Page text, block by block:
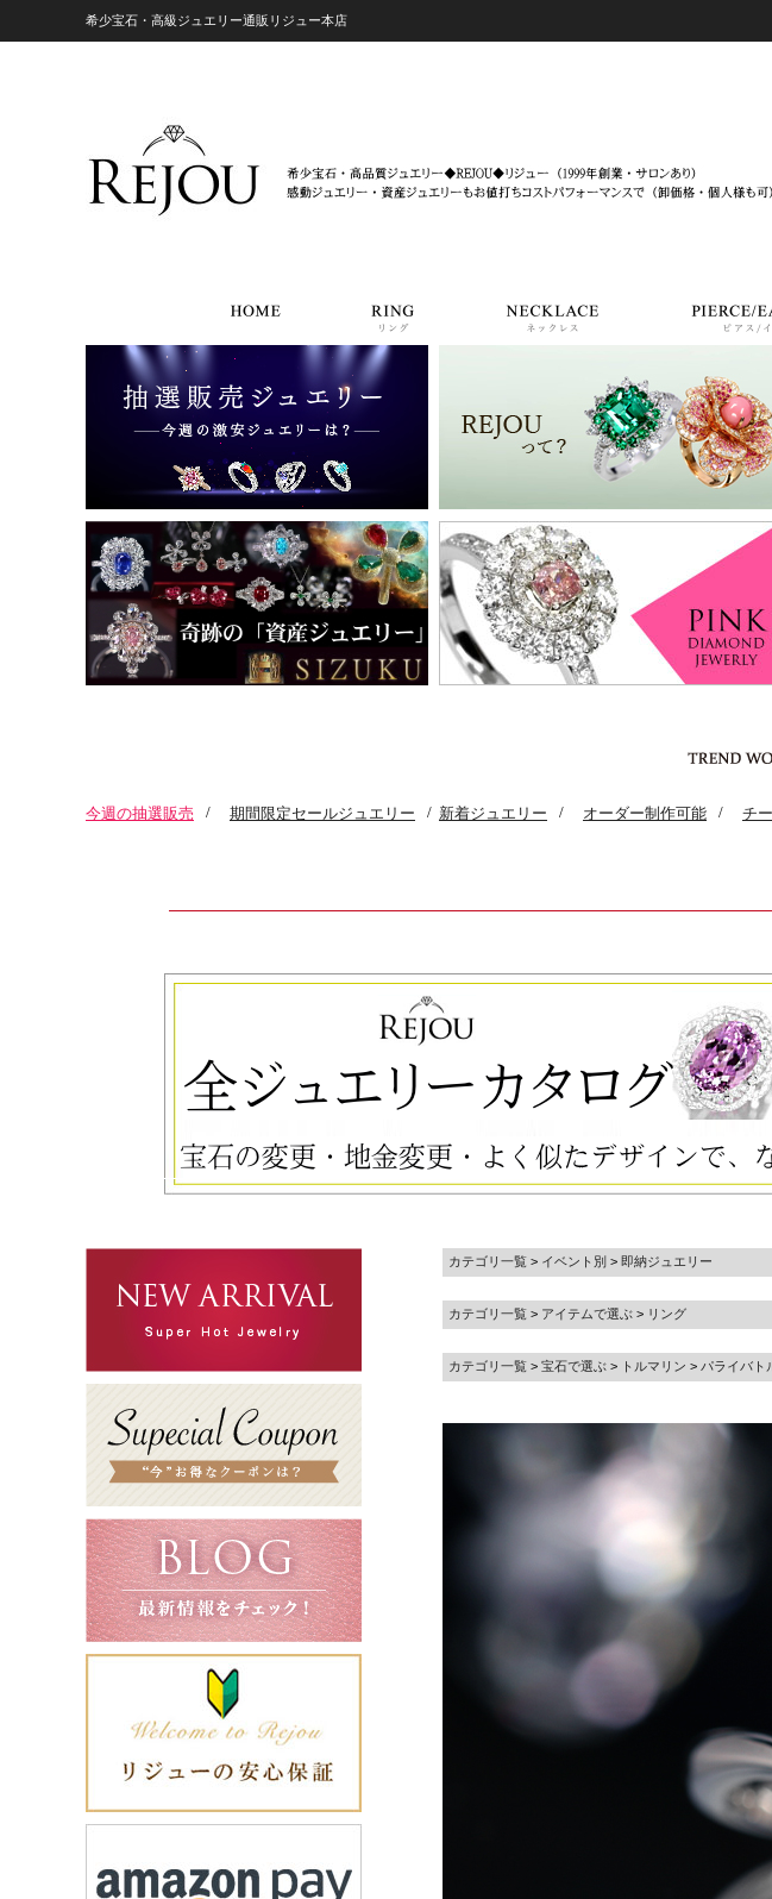
希少宝石・高級ジュエリー通販リジュー本店
今週の抽選販売 / 期間限定セールジュエリー / 新着ジュエリー / オーダー制作可能 / チ
カテゴリ一覧 > イベント別 > 即納ジュエリー
カテゴリ一覧 > アイテムで選ぶ > リング
カテゴリ一覧 > 宝石で選ぶ > トルマリン > パライバト